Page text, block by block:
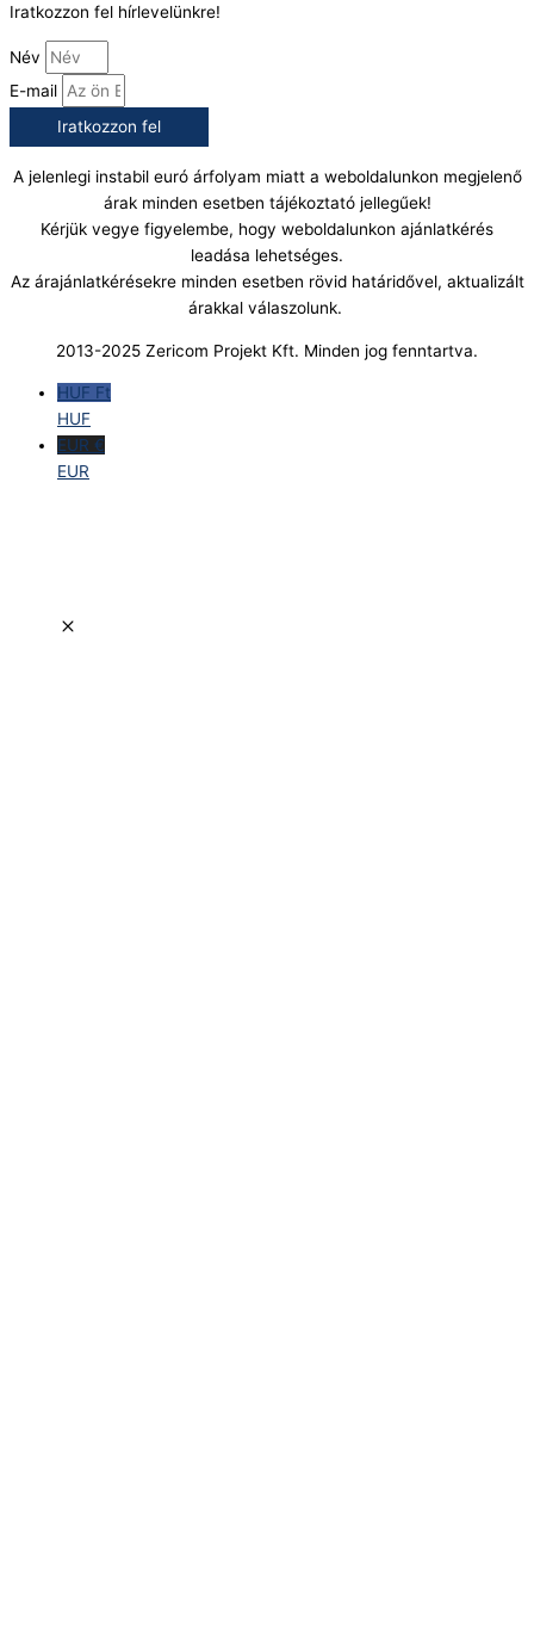
Iratkozzon fel hírlevelünkre!
Név
E-mail
Iratkozzon fel
A jelenlegi instabil euró árfolyam miatt a weboldalunkon megjelenő
árak minden esetben tájékoztató jellegűek!
Kérjük vegye figyelembe, hogy weboldalunkon ajánlatkérés
leadása lehetséges.
Az árajánlatkérésekre minden esetben rövid határidővel, aktualizált
árakkal válaszolunk.
2013-2025 Zericom Projekt Kft. Minden jog fenntartva.
HUF Ft
HUF
EUR €
EUR